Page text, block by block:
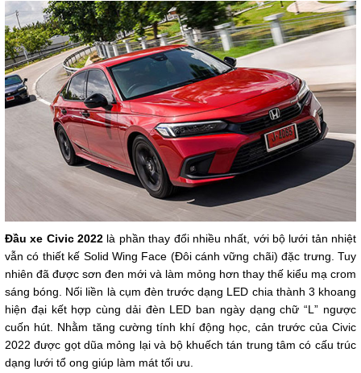
Đầu xe Civic 2022 là phần thay đổi nhiều nhất, với bộ lưới tản nhiệt
vẫn có thiết kế Solid Wing Face (Đôi cánh vững chãi) đặc trưng. Tuy
nhiên đã được sơn đen mới và làm mỏng hơn thay thế kiểu mạ crom
sáng bóng. Nối liền là cụm đèn trước dạng LED chia thành 3 khoang
hiện đại kết hợp cùng dải đèn LED ban ngày dạng chữ “L” ngược
cuốn hút. Nhằm tăng cường tính khí động học, cản trước của Civic
2022 được gọt dũa mỏng lại và bộ khuếch tán trung tâm có cấu trúc
dạng lưới tổ ong giúp làm mát tối ưu.